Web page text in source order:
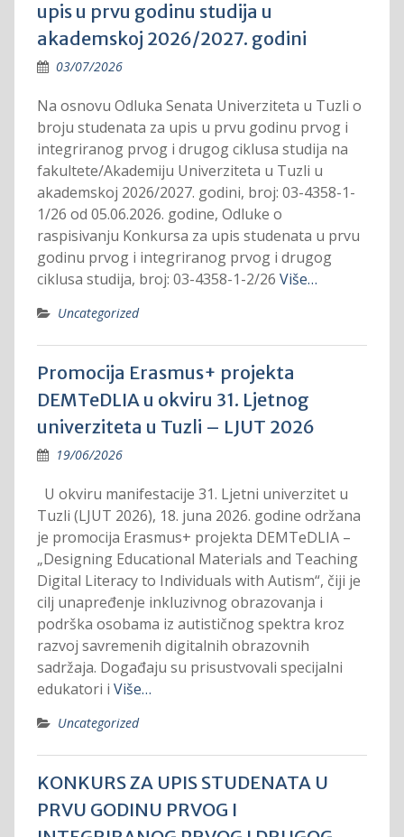
upis u prvu godinu studija u
akademskoj 2026/2027. godini
03/07/2026
Na osnovu Odluka Senata Univerziteta u Tuzli o
broju studenata za upis u prvu godinu prvog i
integriranog prvog i drugog ciklusa studija na
fakultete/Akademiju Univerziteta u Tuzli u
akademskoj 2026/2027. godini, broj: 03-4358-1-
1/26 od 05.06.2026. godine, Odluke o
raspisivanju Konkursa za upis studenata u prvu
godinu prvog i integriranog prvog i drugog
ciklusa studija, broj: 03-4358-1-2/26 Više…
Uncategorized
Promocija Erasmus+ projekta
DEMTeDLIA u okviru 31. Ljetnog
univerziteta u Tuzli – LJUT 2026
19/06/2026
U okviru manifestacije 31. Ljetni univerzitet u
Tuzli (LJUT 2026), 18. juna 2026. godine održana
je promocija Erasmus+ projekta DEMTeDLIA –
„Designing Educational Materials and Teaching
Digital Literacy to Individuals with Autism“, čiji je
cilj unapređenje inkluzivnog obrazovanja i
podrška osobama iz autističnog spektra kroz
razvoj savremenih digitalnih obrazovnih
sadržaja. Događaju su prisustvovali specijalni
edukatori i Više…
Uncategorized
KONKURS ZA UPIS STUDENATA U
PRVU GODINU PRVOG I